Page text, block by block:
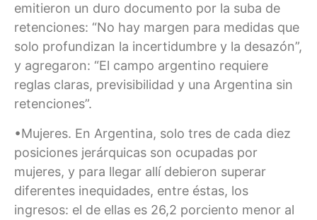
emitieron un duro documento por la suba de
retenciones: “No hay margen para medidas que
solo profundizan la incertidumbre y la desazón”,
y agregaron: “El campo argentino requiere
reglas claras, previsibilidad y una Argentina sin
retenciones”.
•Mujeres. En Argentina, solo tres de cada diez
posiciones jerárquicas son ocupadas por
mujeres, y para llegar allí debieron superar
diferentes inequidades, entre éstas, los
ingresos: el de ellas es 26,2 porciento menor al